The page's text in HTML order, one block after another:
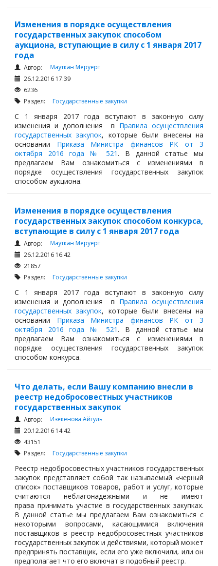
Изменения в порядке осуществления
государственных закупок способом
аукциона, вступающие в силу с 1 января 2017
года
Автор:
Мауткан Меруерт
26.12.2016 17:39
6236
Раздел: Государственные закупки
С 1 января 2017 года вступают в законную силу
изменения и дополнения в Правила осуществления
государственных закупок, которые были внесены на
основании Приказа Министра финансов РК от 3
октября 2016 года № 521 . В данной статье мы
предлагаем Вам ознакомиться с изменениями в
порядке осуществления государственных закупок
способом аукциона.
Изменения в порядке осуществления
государственных закупок способом конкурса,
вступающие в силу с 1 января 2017 года
Автор:
Мауткан Меруерт
26.12.2016 16:42
21857
Раздел: Государственные закупки
С 1 января 2017 года вступают в законную силу
изменения и дополнения в Правила осуществления
государственных закупок, которые были внесены на
основании Приказа Министра финансов РК от 3
октября 2016 года № 521 . В данной статье мы
предлагаем Вам ознакомиться с изменениями в
порядке осуществления государственных закупок
способом конкурса.
Что делать, если Вашу компанию внесли в
реестр недобросовестных участников
государственных закупок
Автор:
Изекенова Айгуль
20.12.2016 14:42
43151
Раздел: Государственные закупки
Реестр недобросовестных участников государственных
закупок представляет собой так называемый «черный
список» поставщиков товаров, работ и услуг, которые
считаются неблагонадежными и не имеют
права принимать участие в государственных закупках.
В данной статье мы предлагаем Вам ознакомиться с
некоторыми вопросами, касающимися включения
поставщиков в реестр недобросовестных участников
государственных закупок и действиями, который может
предпринять поставщик, если его уже включили, или он
предполагает что его включат в подобный реестр.